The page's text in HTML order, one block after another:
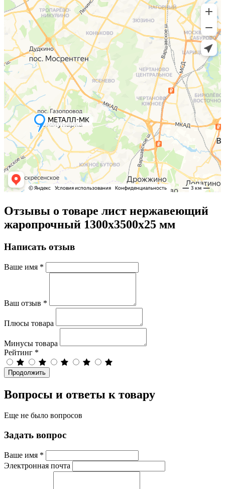
Отзывы о товаре лист нержавеющий
жаропрочный 1300х3500х25 мм
Написать отзыв
Ваше имя *
Ваш отзыв *
Плюсы товара
Минусы товара
Рейтинг *
Продолжить
Вопросы и ответы к товару
Еще не было вопросов
Задать вопрос
Ваше имя *
Электронная почта